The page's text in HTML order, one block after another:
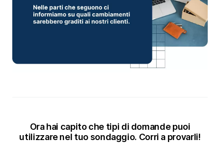
Ora hai capito che tipi di domande puoi
utilizzare nel tuo sondaggio. Corri a provarli!